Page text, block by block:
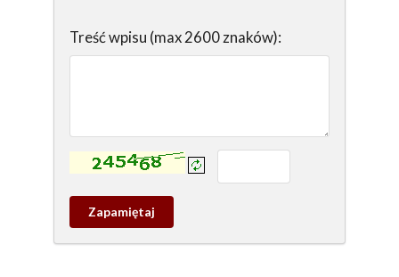
Treść wpisu (max 2600 znaków):
Kontrola - wprowadź tekst z obrazka:
Zapamietaj
wpis